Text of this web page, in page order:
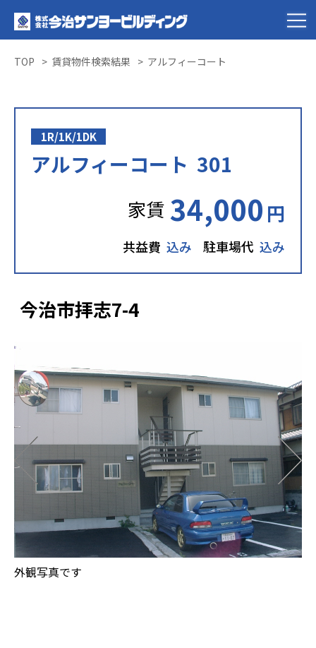
TOP 賃貸物件検索結果 アルフィーコート
1R/1K/1DK
アルフィーコート 301
家賃 34,000 円
共益費 込み 駐車場代 込み
今治市拝志7-4
外観写真です